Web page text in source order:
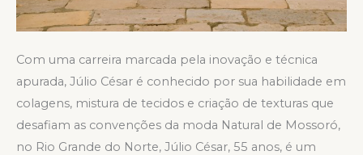
Com uma carreira marcada pela inovação e técnica
apurada, Júlio César é conhecido por sua habilidade em
colagens, mistura de tecidos e criação de texturas que
desafiam as convenções da moda Natural de Mossoró,
no Rio Grande do Norte, Júlio César, 55 anos, é um